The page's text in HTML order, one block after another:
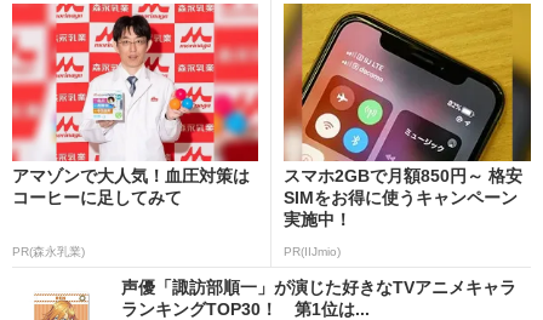
アマゾンで大人気！血圧対策は
コーヒーに足してみて
PR(森永乳業)
スマホ2GBで月額850円～ 格安
SIMをお得に使うキャンペーン
実施中！
PR(IIJmio)
声優「諏訪部順一」が演じた好きなTVアニメキャラ
ランキングTOP30！ 第1位は...